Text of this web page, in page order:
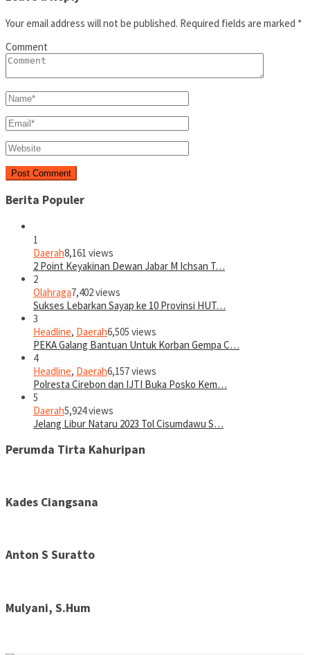
Your email address will not be published. Required fields are marked *
Comment
Berita Populer
1
Daerah8,161 views
2 Point Keyakinan Dewan Jabar M Ichsan T…
2
Olahraga7,402 views
Sukses Lebarkan Sayap ke 10 Provinsi HUT…
3
Headline, Daerah6,505 views
PEKA Galang Bantuan Untuk Korban Gempa C…
4
Headline, Daerah6,157 views
Polresta Cirebon dan IJTI Buka Posko Kem…
5
Daerah5,924 views
Jelang Libur Nataru 2023 Tol Cisumdawu S…
Perumda Tirta Kahuripan
Kades Ciangsana
Anton S Suratto
Mulyani, S.Hum